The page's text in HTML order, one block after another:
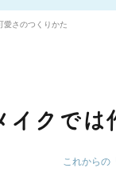
愛さのつくりかた
イクで
これからの